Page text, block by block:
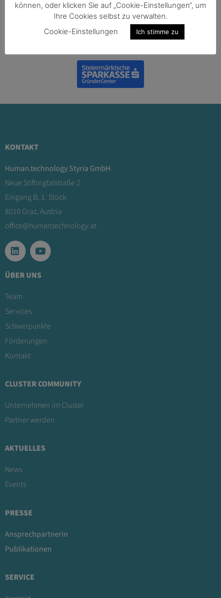
KONTAKT
Human.technology Styria GmbH
Neue Stiftingtalstraße 2
Eingang B, 1. Stock
8010 Graz, Austria
office@humantechnology.at
ÜBER UNS
Team
Services
Schwerpunkte
Förderungen
Kontakt
CLUSTER COMMUNITY
Unternehmen im Cluster
Partner werden
AKTUELLES
News
Events
PRESSE
Ansprechpartnerin
Publikationen
SERVICE
können, oder klicken Sie auf „Cookie-Einstellungen“, um
Ihre Cookies selbst zu verwalten.
Cookie-Einstellungen
Ich stimme zu